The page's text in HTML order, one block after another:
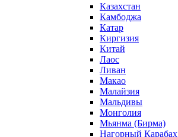
Казахстан
Камбоджа
Катар
Киргизия
Китай
Лаос
Ливан
Макао
Малайзия
Мальдивы
Монголия
Мьянма (Бирма)
Нагорный Карабах